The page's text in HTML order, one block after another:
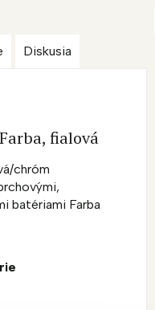
Diskusia
fialová
chróm
batériami Farba